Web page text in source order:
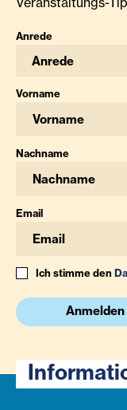
Anrede
Anrede
Vorname
Nachname
Email
Ich stimme den
Anmelden